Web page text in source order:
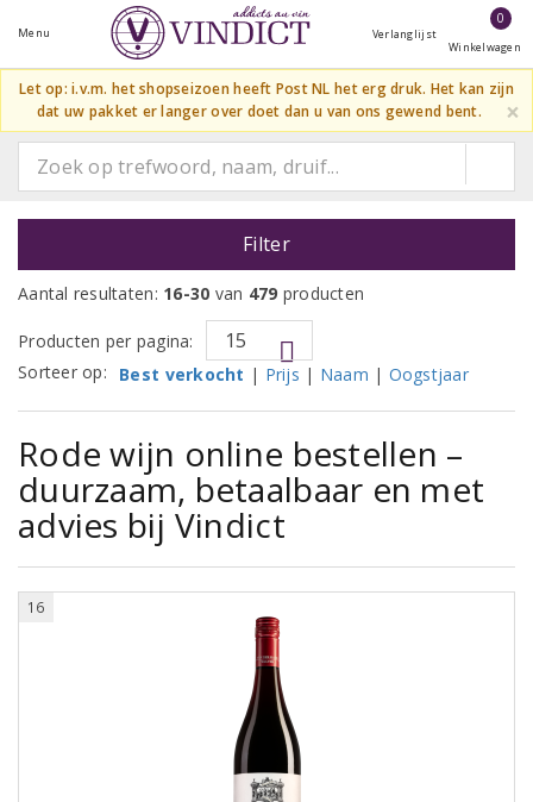
Menu Verlanglijst
0
Winkelwagen
Let op: i.v.m. het shopseizoen heeft Post NL het erg druk. Het kan zijn
dat uw pakket er langer over doet dan u van ons gewend bent.
×
Filter
Aantal resultaten: 16-30 van 479 producten
Producten per pagina:
Sorteer op:
Best verkocht | Prijs | Naam | Oogstjaar
Rode wijn online bestellen –
duurzaam, betaalbaar en met
advies bij Vindict
16